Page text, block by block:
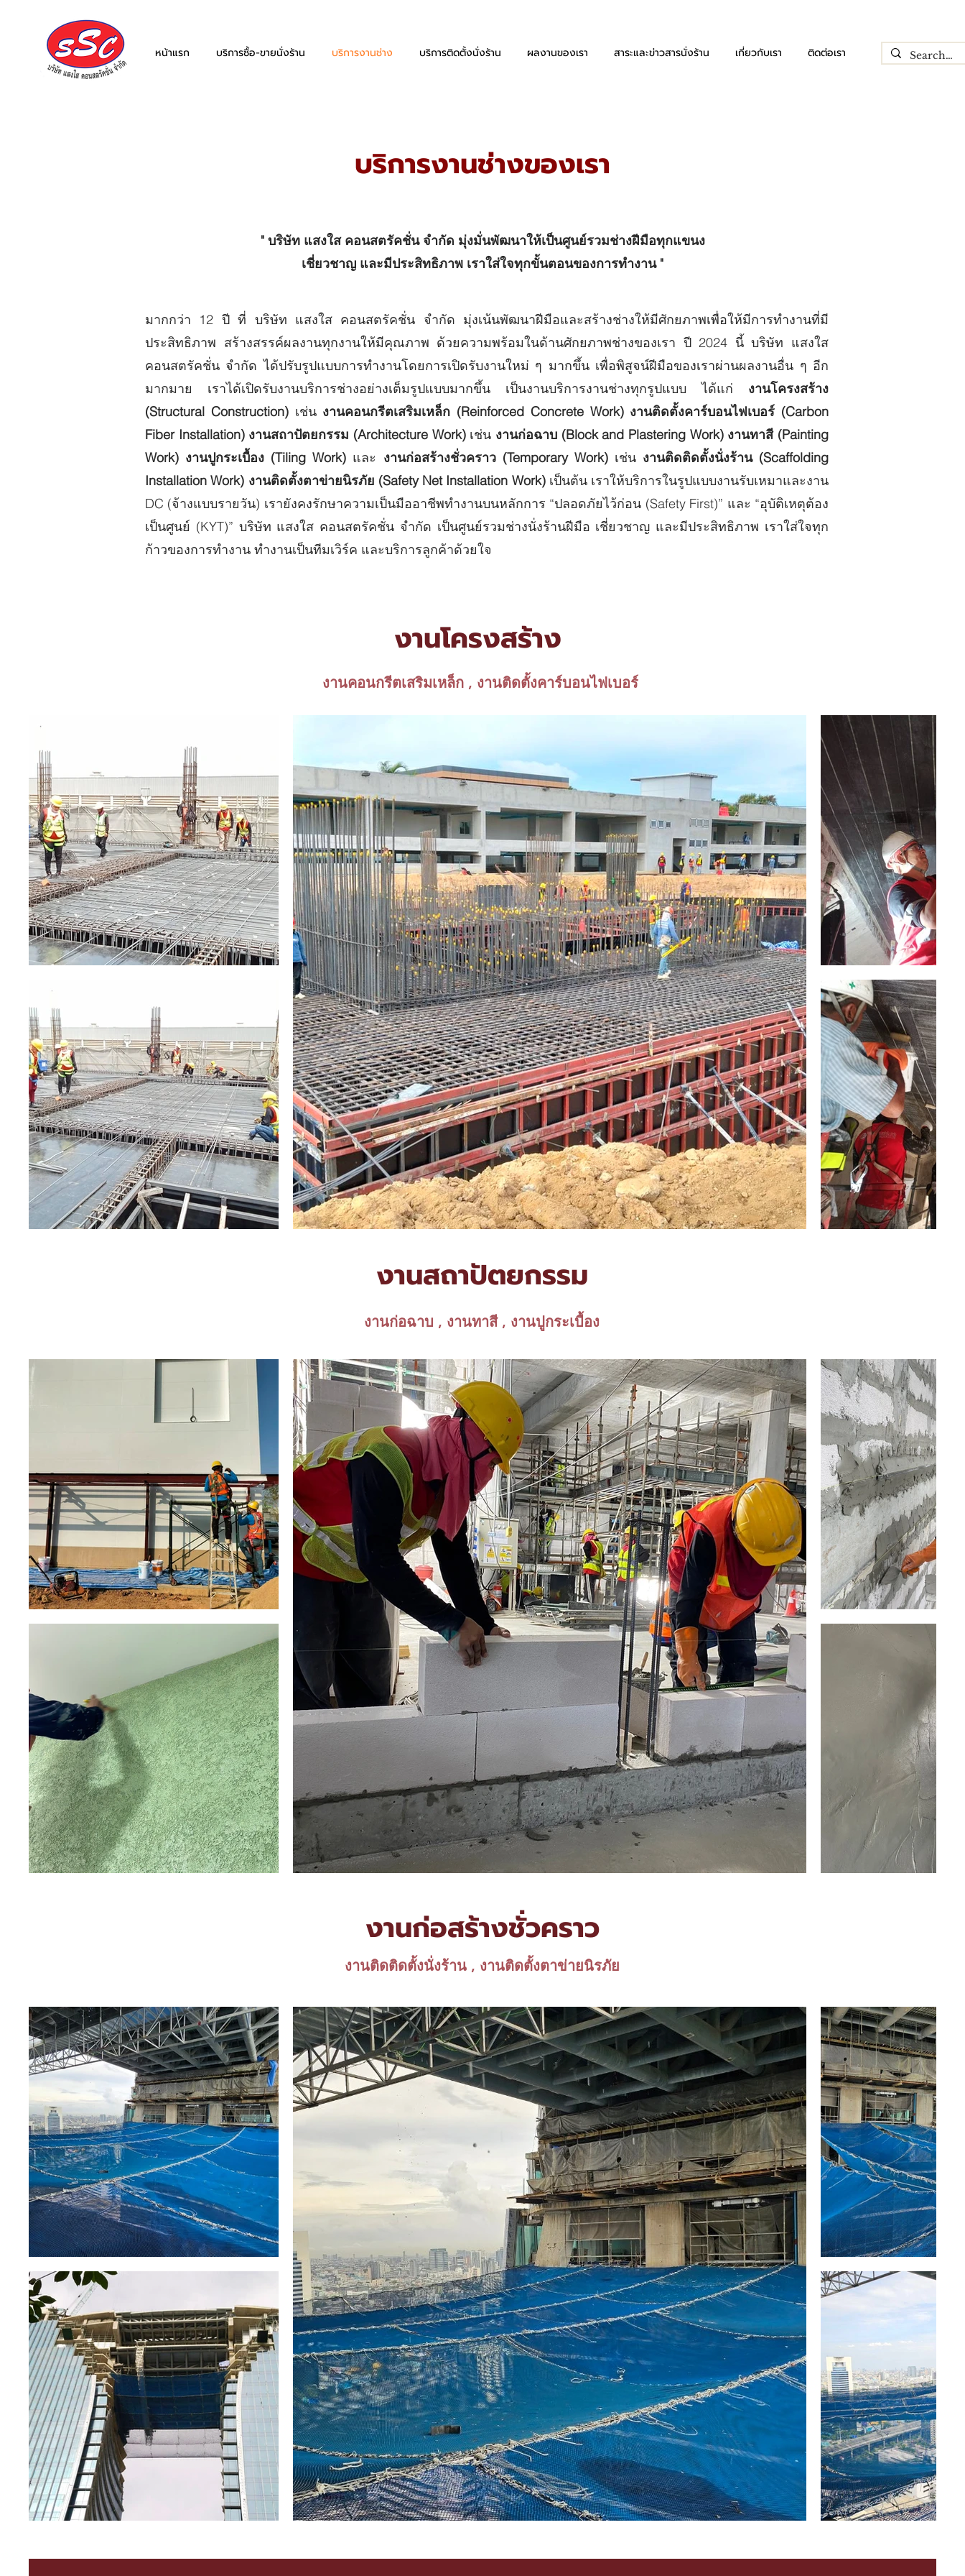
หน้าแรก บริการซื้อ-ขายนั่งร้าน บริการงานช่าง บริการติดตั้งนั่งร้าน ผลงานของเรา สาระและข่าวสารนั่งร้าน เกี่ยวกับเรา ติดต่อเรา
บริการงานช่างของเรา
" บริษัท แสงใส คอนสตรัคชั่น จำกัด มุ่งมั่นพัฒนาให้เป็นศูนย์รวมช่างฝีมือทุกแขนง
เชี่ยวชาญ และมีประสิทธิภาพ เราใส่ใจทุกขั้นตอนของการทำงาน "
มากกว่า 12 ปี ที่ บริษัท แสงใส คอนสตรัคชั่น จำกัด มุ่งเน้นพัฒนาฝีมือและสร้างช่างให้มีศักยภาพเพื่อให้มีการทำงานที่มี
ประสิทธิภาพ สร้างสรรค์ผลงานทุกงานให้มีคุณภาพ ​ด้วยความพร้อมในด้านศักยภาพช่างของเรา ปี 2024 นี้ บริษัท แสงใส
คอนสตรัคชั่น จำกัด ได้ปรับรูปแบบการทำงานโดยการเปิดรับงานใหม่ ๆ มากขึ้น เพื่อพิสูจน์ฝีมือของเราผ่านผลงานอื่น ๆ อีก
มากมาย เราได้เปิดรับงานบริการช่างอย่างเต็มรูปแบบมากขึ้น เป็นงานบริการงานช่างทุกรูปแบบ ได้แก่ งานโครงสร้าง
(Structural Construction) เช่นงานคอนกรีตเสริมเหล็ก (Reinforced Concrete Work) งานติดตั้งคาร์บอนไฟเบอร์ (Carbon
Fiber Installation) งานสถาปัตยกรรม (Architecture Work) เช่น งานก่อฉาบ (Block and Plastering Work) งานทาสี (Painting
Work) งานปูกระเบื้อง (Tiling Work) และ งานก่อสร้างชั่วคราว (Temporary Work) เช่น งานติดติดตั้งนั่งร้าน (Scaffolding
Installation Work) งานติดตั้งตาข่ายนิรภัย (Safety Net Installation Work) เป็นต้น เราให้บริการในรูปแบบงานรับเหมาและงาน
DC (จ้างแบบรายวัน) เรายังคงรักษาความเป็นมืออาชีพทำงานบนหลักการ “ปลอดภัยไว้ก่อน (Safety First)” และ “อุบัติเหตุต้อง
เป็นศูนย์ (KYT)” บริษัท แสงใส คอนสตรัคชั่น จำกัด เป็นศูนย์รวมช่างนั่งร้านฝีมือ เชี่ยวชาญ และมีประสิทธิภาพ เราใส่ใจทุก
ก้าวของการทำงาน ทำงานเป็นทีมเวิร์ค และบริการลูกค้าด้วยใจ
งานโครงสร้าง
งานคอนกรีตเสริมเหล็ก , ​งานติดตั้งคาร์บอนไฟเบอร์
งานสถาปัตยกรรม
งานก่อฉาบ , ​งานทาสี , งานปูกระเบื้อง
งานก่อสร้างชั่วคราว
งานติดติดตั้งนั่งร้าน , งานติดตั้งตาข่ายนิรภัย